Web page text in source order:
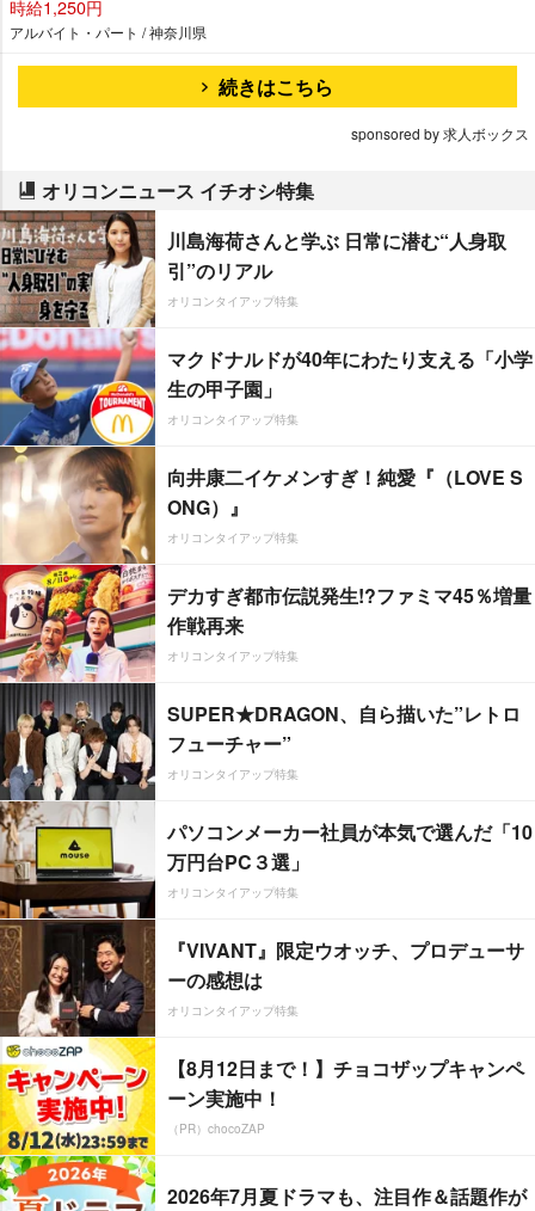
時給1,250円
アルバイト・パート / 神奈川県
続きはこちら
sponsored by 求人ボックス
オリコンニュース イチオシ特集
川島海荷さんと学ぶ 日常に潜む“人身取
引”のリアル
オリコンタイアップ特集
マクドナルドが40年にわたり支える「小学
生の甲子園」
オリコンタイアップ特集
向井康二イケメンすぎ！純愛『（LOVE S
ONG）』
オリコンタイアップ特集
デカすぎ都市伝説発生!?ファミマ45％増量
作戦再来
オリコンタイアップ特集
SUPER★DRAGON、自ら描いた”レトロ
フューチャー”
オリコンタイアップ特集
パソコンメーカー社員が本気で選んだ「10
万円台PC３選」
オリコンタイアップ特集
『VIVANT』限定ウオッチ、プロデューサ
ーの感想は
オリコンタイアップ特集
【8月12日まで！】チョコザップキャンペ
ーン実施中！
（PR）chocoZAP
2026年7月夏ドラマも、注目作＆話題作が